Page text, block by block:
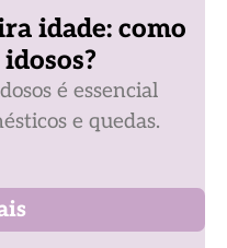
idade: como
é essencial
e quedas.